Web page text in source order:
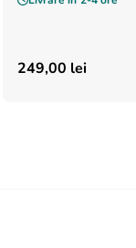
249,00 lei